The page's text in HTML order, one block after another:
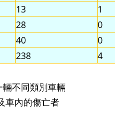
13 1
28 0
40 0
238 4
不同類別車輛
車內的傷亡者